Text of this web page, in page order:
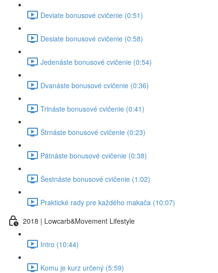
Deviate bonusové cvičenie (0:51)
Desiate bonusové cvičenie (0:58)
Jedenáste bonusové cvičenie (0:54)
Dvanáste bonusové cvičenie (0:36)
Trináste bonusové cvičenie (0:41)
Štrnáste bonusové cvičenie (0:23)
Pätnáste bonusové cvičenie (0:38)
Šestnáste bonusové cvičenie (1:02)
Praktické rady pre každého makača (10:07)
2018 | Lowcarb&Movement Lifestyle
Intro (10:44)
Komu je kurz určený (5:59)